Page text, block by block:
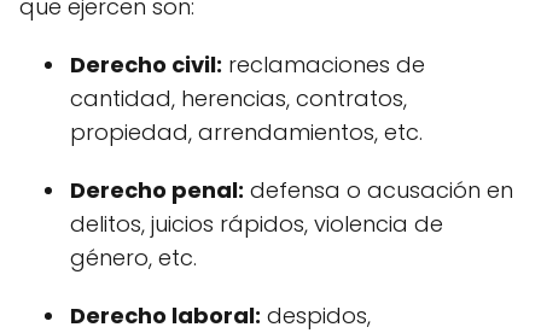
que ejercen son:
Derecho civil: reclamaciones de
cantidad, herencias, contratos,
propiedad, arrendamientos, etc.
Derecho penal: defensa o acusación en
delitos, juicios rápidos, violencia de
género, etc.
Derecho laboral: despidos,